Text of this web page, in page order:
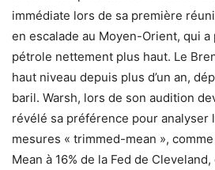
immédiate lors de sa première
en escalade au Moyen-Orient, qui
pétrole nettement plus haut. Le
haut niveau depuis plus d’un an,
baril. Warsh, lors de son audition
révélé sa préférence pour analyser
mesures « trimmed-mean »,
Mean à 16% de la Fed de